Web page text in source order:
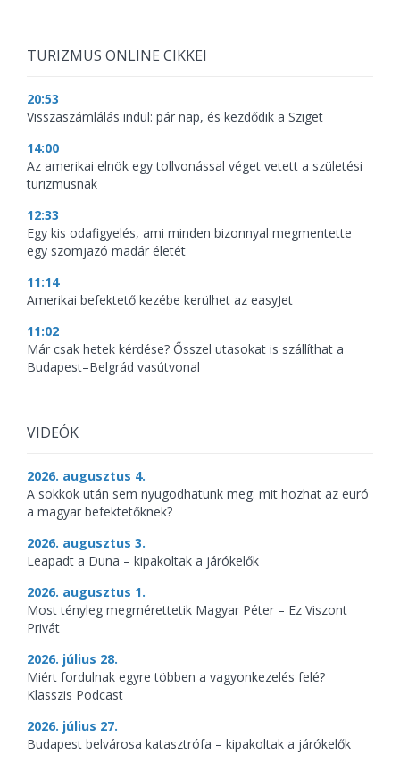
TURIZMUS ONLINE CIKKEI
20:53
Visszaszámlálás indul: pár nap, és kezdődik a Sziget
14:00
Az amerikai elnök egy tollvonással véget vetett a születési
turizmusnak
12:33
Egy kis odafigyelés, ami minden bizonnyal megmentette
egy szomjazó madár életét
11:14
Amerikai befektető kezébe kerülhet az easyJet
11:02
Már csak hetek kérdése? Ősszel utasokat is szállíthat a
Budapest–Belgrád vasútvonal
VIDEÓK
2026. augusztus 4.
A sokkok után sem nyugodhatunk meg: mit hozhat az euró
a magyar befektetőknek?
2026. augusztus 3.
Leapadt a Duna – kipakoltak a járókelők
2026. augusztus 1.
Most tényleg megmérettetik Magyar Péter – Ez Viszont
Privát
2026. július 28.
Miért fordulnak egyre többen a vagyonkezelés felé?
Klasszis Podcast
2026. július 27.
Budapest belvárosa katasztrófa – kipakoltak a járókelők